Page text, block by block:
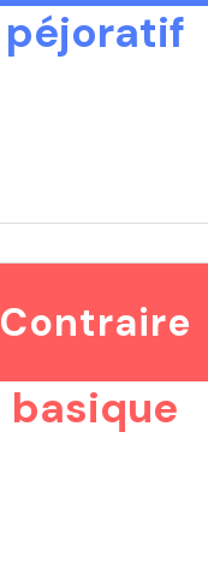
péjoratif
Contraire
basique